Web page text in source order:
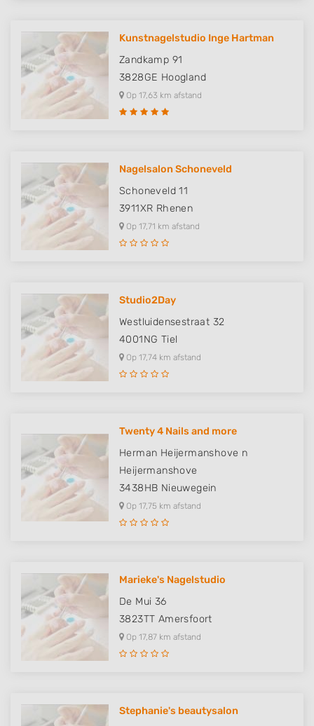
Kunstnagelstudio Inge Hartman
Zandkamp 91
3828GE Hoogland
Op 17,63 km afstand
Nagelsalon Schoneveld
Schoneveld 11
3911XR Rhenen
Op 17,71 km afstand
Studio2Day
Westluidensestraat 32
4001NG Tiel
Op 17,74 km afstand
Twenty 4 Nails and more
Herman Heijermanshove n
Heijermanshove
3438HB Nieuwegein
Op 17,75 km afstand
Marieke's Nagelstudio
De Mui 36
3823TT Amersfoort
Op 17,87 km afstand
Stephanie's beautysalon
Understand audiences through statistics
or combinations of data from different
sources
Develop and improve services
Use precise geolocation data
Identify devices based on information
actively requested
Non-IAB processing purposes:
Functional
Advertising